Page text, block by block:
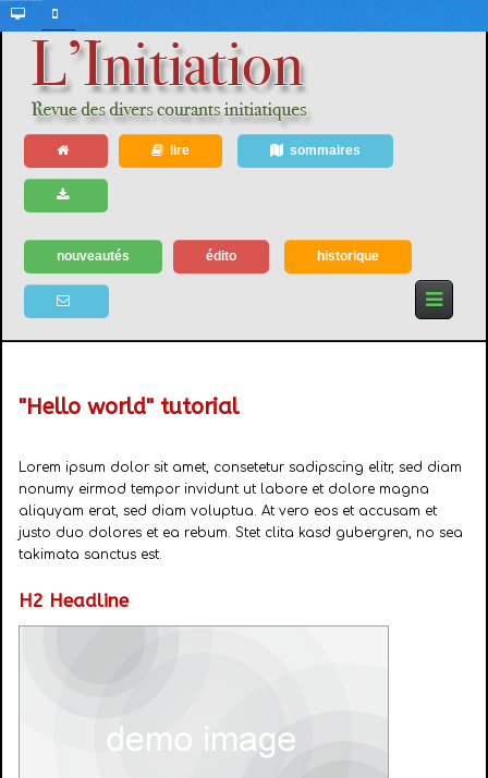
lire sommaires
nouveautés édito historique
"Hello world" tutorial
Lorem ipsum dolor sit amet, consetetur sadipscing elitr, sed diam
nonumy eirmod tempor invidunt ut labore et dolore magna
aliquyam erat, sed diam voluptua. At vero eos et accusam et
justo duo dolores et ea rebum. Stet clita kasd gubergren, no sea
takimata sanctus est.
H2 Headline